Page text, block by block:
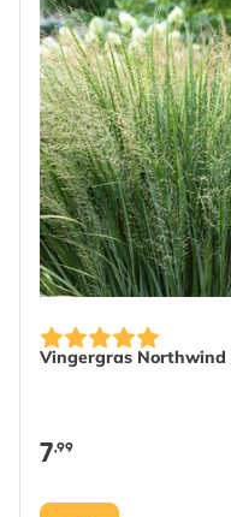
Vingergras Northwind
7,99